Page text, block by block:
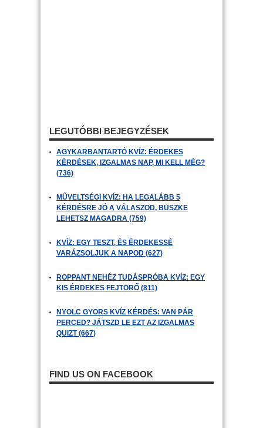
LEGUTÓBBI BEJEGYZÉSEK
AGYKARBANTARTÓ KVÍZ: ÉRDEKES
KÉRDÉSEK, IZGALMAS NAP, MI KELL MÉG?
(736)
MŰVELTSÉGI KVÍZ: HA LEGALÁBB 5
KÉRDÉSRE JÓ A VÁLASZOD, BÜSZKE
LEHETSZ MAGADRA (759)
KVÍZ: EGY TESZT, ÉS ÉRDEKESSÉ
VARÁZSOLJUK A NAPOD (627)
ROPPANT NEHÉZ TUDÁSPRÓBA KVÍZ: EGY
KIS ÉRDEKES FEJTÖRŐ (811)
NYOLC GYORS KVÍZ KÉRDÉS: VAN PÁR
PERCED? JÁTSZD LE EZT AZ IZGALMAS
QUIZT (667)
FIND US ON FACEBOOK